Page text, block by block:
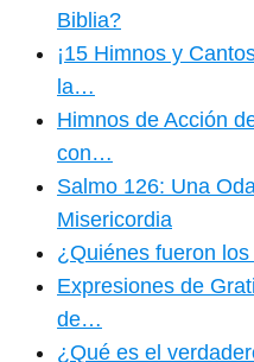
Biblia?
¡15 Himnos y
la…
Himnos de Acción
con…
Salmo 126: Una
Misericordia
¿Quiénes fueron
Expresiones de
de…
¿Qué es el